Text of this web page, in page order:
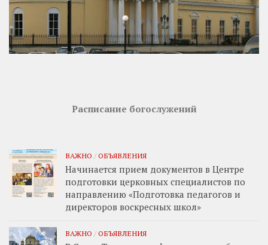
Расписание богослужений
ВАЖНО / ОБЪЯВЛЕНИЯ
Начинается прием документов в Центре
подготовки церковных специалистов по
направлению «Подготовка педагогов и
директоров воскресных школ»
ВАЖНО / ОБЪЯВЛЕНИЯ